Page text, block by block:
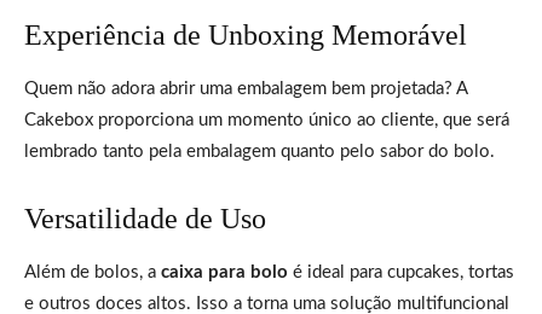
Experiência de Unboxing Memorável
Quem não adora abrir uma embalagem bem projetada? A
Cakebox proporciona um momento único ao cliente, que será
lembrado tanto pela embalagem quanto pelo sabor do bolo.
Versatilidade de Uso
Além de bolos, a caixa para bolo é ideal para cupcakes, tortas
e outros doces altos. Isso a torna uma solução multifuncional